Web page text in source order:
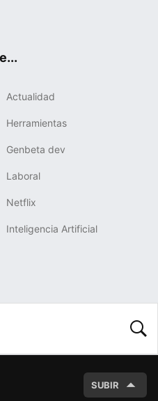
Actualidad
Herramientas
Genbeta dev
Laboral
Netflix
Inteligencia Artificial
SUBIR